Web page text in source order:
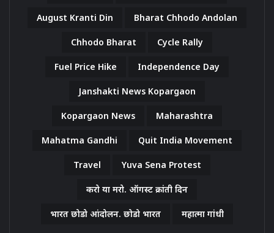
August Kranti Din Bharat Chhodo Andolan
Chhodo Bharat Cycle Rally
Fuel Price Hike Independence Day
Janshakti News Kopargaon
Kopargaon News Maharashtra
Mahatma Gandhi Quit India Movement
Travel Yuva Sena Protest
करो या मरो. ऑगस्ट क्रांती दिन
भारत छोडो आंदोलन. छोडो भारत महात्मा गांधी